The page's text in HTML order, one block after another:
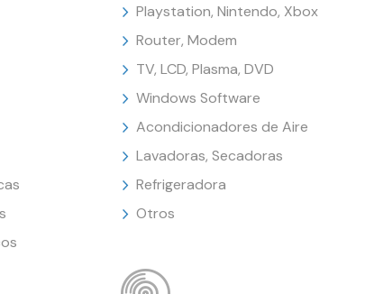
Playstation, Nintendo, Xbox
Router, Modem
TV, LCD, Plasma, DVD
Windows Software
Acondicionadores de Aire
Lavadoras, Secadoras
Refrigeradora
Otros